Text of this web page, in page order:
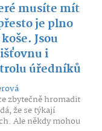
musíte mít
je plno
Jsou
i
úředníků
zbytečně hromadit
že se týkají
Ale někdy mohou